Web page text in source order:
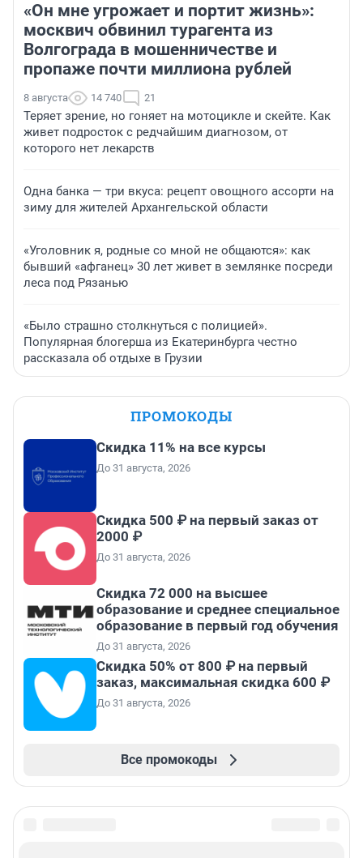
«Он мне угрожает и портит жизнь»:
москвич обвинил турагента из
Волгограда в мошенничестве и
пропаже почти миллиона рублей
8 августа 14 740 21
Теряет зрение, но гоняет на мотоцикле и скейте. Как
живет подросток с редчайшим диагнозом, от
которого нет лекарств
Одна банка — три вкуса: рецепт овощного ассорти на
зиму для жителей Архангельской области
«Уголовник я, родные со мной не общаются»: как
бывший «афганец» 30 лет живет в землянке посреди
леса под Рязанью
«Было страшно столкнуться с полицией».
Популярная блогерша из Екатеринбурга честно
рассказала об отдыхе в Грузии
ПРОМОКОДЫ
Скидка 11% на все курсы
До 31 августа, 2026
Скидка 500 ₽ на первый заказ от
2000 ₽
До 31 августа, 2026
Скидка 72 000 на высшее
образование и среднее специальное
образование в первый год обучения
До 31 августа, 2026
Скидка 50% от 800 ₽ на первый
заказ, максимальная скидка 600 ₽
До 31 августа, 2026
Все промокоды